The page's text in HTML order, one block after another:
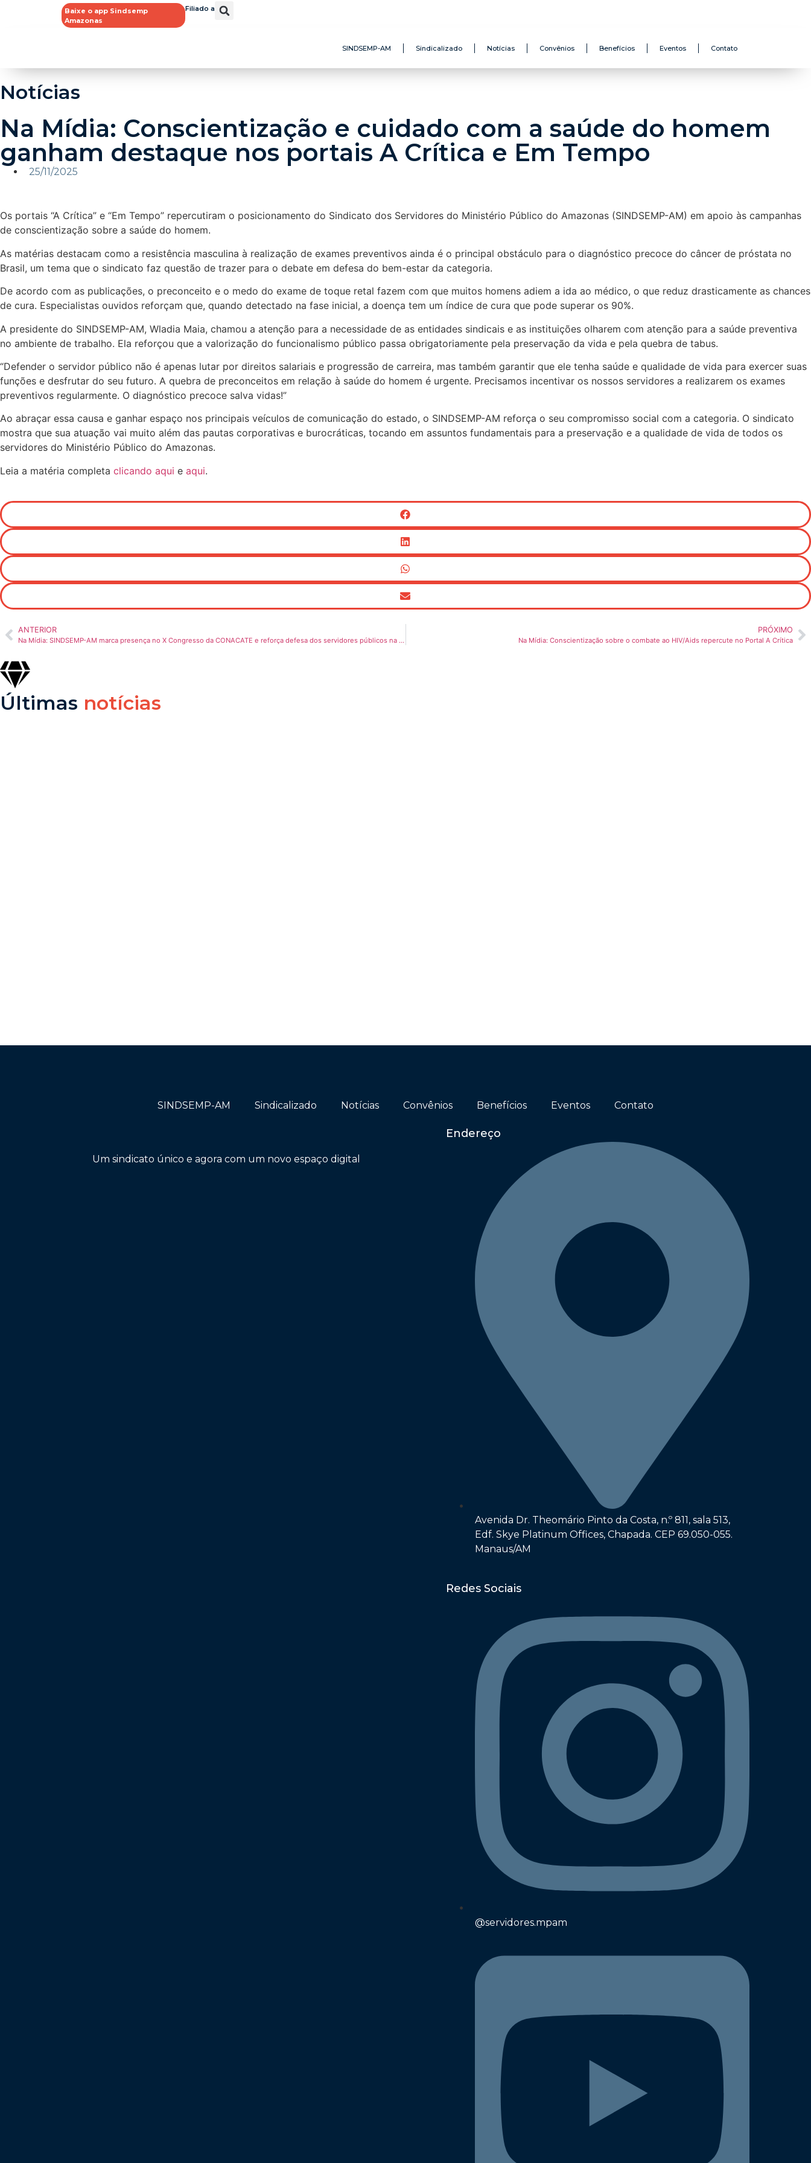
Baixe o app Sindsemp
Amazonas
Filiado a
SINDSEMP-AM Sindicalizado Notícias Convênios Benefícios Eventos Contato
Notícias
Na Mídia: Conscientização e cuidado com a saúde do homem
ganham destaque nos portais A Crítica e Em Tempo
25/11/2025
Os portais “A Crítica” e “Em Tempo” repercutiram o posicionamento do Sindicato dos Servidores do Ministério Público do Amazonas (SINDSEMP-AM) em apoio às campanhas
de conscientização sobre a saúde do homem.
As matérias destacam como a resistência masculina à realização de exames preventivos ainda é o principal obstáculo para o diagnóstico precoce do câncer de próstata no
Brasil, um tema que o sindicato faz questão de trazer para o debate em defesa do bem-estar da categoria.
De acordo com as publicações, o preconceito e o medo do exame de toque retal fazem com que muitos homens adiem a ida ao médico, o que reduz drasticamente as chances
de cura. Especialistas ouvidos reforçam que, quando detectado na fase inicial, a doença tem um índice de cura que pode superar os 90%.
A presidente do SINDSEMP-AM, Wladia Maia, chamou a atenção para a necessidade de as entidades sindicais e as instituições olharem com atenção para a saúde preventiva
no ambiente de trabalho. Ela reforçou que a valorização do funcionalismo público passa obrigatoriamente pela preservação da vida e pela quebra de tabus.
“Defender o servidor público não é apenas lutar por direitos salariais e progressão de carreira, mas também garantir que ele tenha saúde e qualidade de vida para exercer suas
funções e desfrutar do seu futuro. A quebra de preconceitos em relação à saúde do homem é urgente. Precisamos incentivar os nossos servidores a realizarem os exames
preventivos regularmente. O diagnóstico precoce salva vidas!”
Ao abraçar essa causa e ganhar espaço nos principais veículos de comunicação do estado, o SINDSEMP-AM reforça o seu compromisso social com a categoria. O sindicato
mostra que sua atuação vai muito além das pautas corporativas e burocráticas, tocando em assuntos fundamentais para a preservação e a qualidade de vida de todos os
servidores do Ministério Público do Amazonas.
Leia a matéria completa clicando aqui e aqui.
ANTERIOR
Na Mídia: SINDSEMP-AM marca presença no X Congresso da CONACATE e reforça defesa dos servidores públicos na era da inovação
PRÓXIMO
Na Mídia: Conscientização sobre o combate ao HIV/Aids repercute no Portal A Crítica
Últimas notícias
SINDSEMP-AM Sindicalizado Notícias Convênios Benefícios Eventos Contato
Um sindicato único e agora com um novo espaço digital
Endereço
Avenida Dr. Theomário Pinto da Costa, n.º 811, sala 513,
Edf. Skye Platinum Offices, Chapada. CEP 69.050-055.
Manaus/AM
Redes Sociais
@‌servidores.mpam